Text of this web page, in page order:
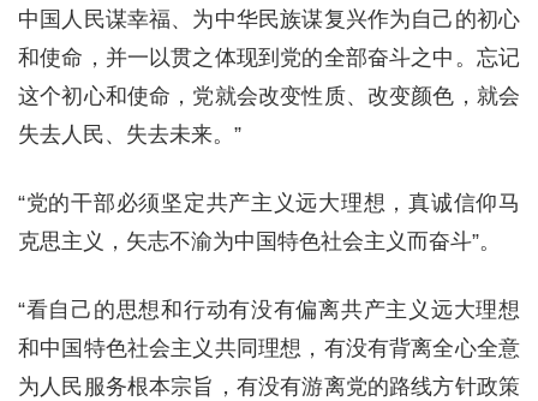
中国人民谋幸福、为中华民族谋复兴作为自己的初心
和使命，并一以贯之体现到党的全部奋斗之中。忘记
这个初心和使命，党就会改变性质、改变颜色，就会
失去人民、失去未来。”
“党的干部必须坚定共产主义远大理想，真诚信仰马
克思主义，矢志不渝为中国特色社会主义而奋斗”。
“看自己的思想和行动有没有偏离共产主义远大理想
和中国特色社会主义共同理想，有没有背离全心全意
为人民服务根本宗旨，有没有游离党的路线方针政策